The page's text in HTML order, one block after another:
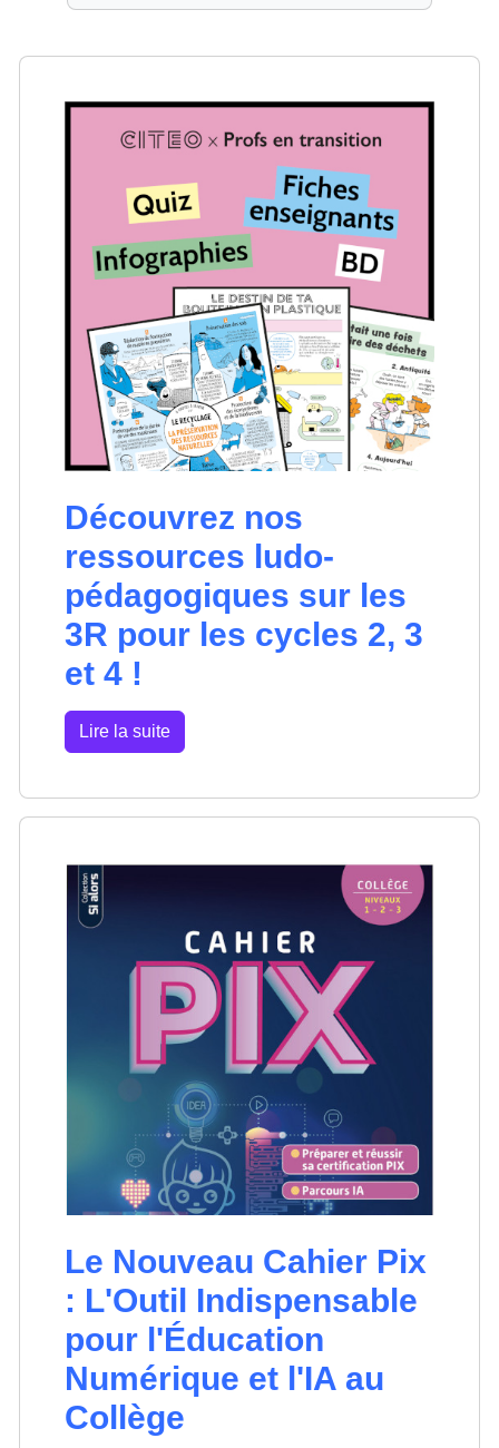
Découvrez nos
ressources ludo-
pédagogiques sur les
3R pour les cycles 2, 3
et 4 !
Lire la suite
Le Nouveau Cahier Pix
: L'Outil Indispensable
pour l'Éducation
Numérique et l'IA au
Collège